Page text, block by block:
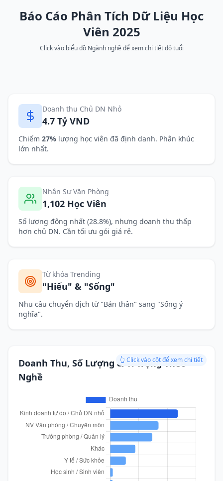
Báo Cáo Phân Tích Dữ Liệu Học
Viên 2025
Click vào biểu đồ Ngành nghề để xem chi tiết độ tuổi
Doanh thu Chủ DN Nhỏ
4.7 Tỷ VND
Chiếm 27% lượng học viên đã định danh. Phân khúc
lớn nhất.
Nhân Sự Văn Phòng
1,102 Học Viên
Số lượng đông nhất (28.8%), nhưng doanh thu thấp
hơn chủ DN. Cần tối ưu gói giá rẻ.
Từ khóa Trending
"Hiểu" & "Sống"
Nhu cầu chuyển dịch từ "Bản thân" sang "Sống ý
nghĩa".
👆 Click vào cột để xem chi tiết
Doanh Thu, Số Lượng & Tỉ Trọng Theo
Nghề